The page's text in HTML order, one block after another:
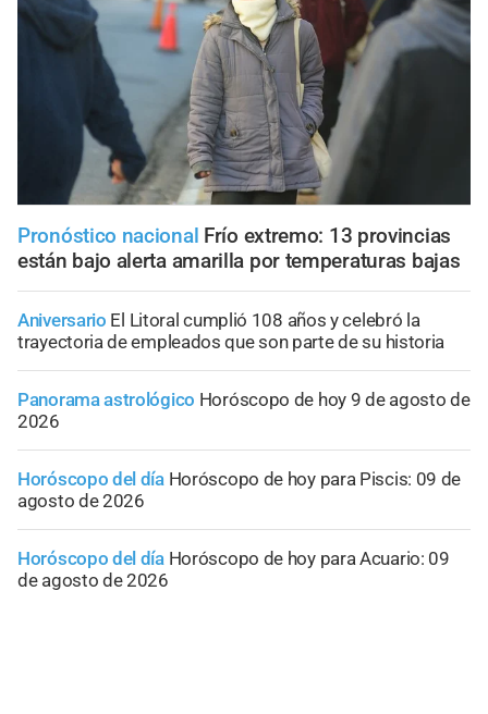
Pronóstico nacional Frío extremo: 13 provincias
están bajo alerta amarilla por temperaturas bajas
Aniversario El Litoral cumplió 108 años y celebró la
trayectoria de empleados que son parte de su historia
Panorama astrológico Horóscopo de hoy 9 de agosto de
2026
Horóscopo del día Horóscopo de hoy para Piscis: 09 de
agosto de 2026
Horóscopo del día Horóscopo de hoy para Acuario: 09
de agosto de 2026